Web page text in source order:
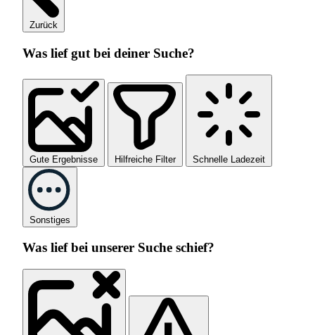
Zurück
Was lief gut bei deiner Suche?
Gute Ergebnisse Hilfreiche Filter Schnelle Ladezeit
Sonstiges
Was lief bei unserer Suche schief?